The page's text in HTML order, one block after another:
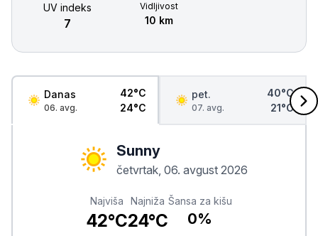
UV indeks
7
Vidljivost
10 km
Danas
06. avg.
42°C
24°C
pet.
07. avg.
40°C
21°C
Sunny
četvrtak, 06. avgust 2026
Najviša
42°C
Najniža
24°C
Šansa za kišu
0%